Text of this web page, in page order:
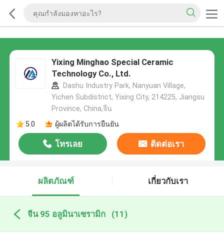
Yixing Minghao Special Ceramic
Technology Co., Ltd.
Dashu Industry Park, Nanyuan Village,
Yichen Subdistrict, Yixing City, 214225, Jiangsu
Province, China,จีน
5.0
ผู้ผลิตได้รับการยืนยัน
โทรเลย ติดต่อเรา
ผลิตภัณฑ์ เกี่ยวกับเรา
จีน 95 อลูมินาเซรามิก (11)